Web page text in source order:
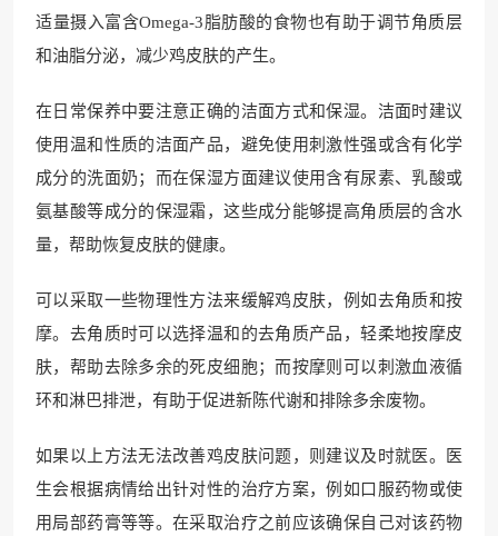
适量摄入富含Omega-3脂肪酸的食物也有助于调节角质层
和油脂分泌，减少鸡皮肤的产生。
在日常保养中要注意正确的洁面方式和保湿。洁面时建议
使用温和性质的洁面产品，避免使用刺激性强或含有化学
成分的洗面奶；而在保湿方面建议使用含有尿素、乳酸或
氨基酸等成分的保湿霜，这些成分能够提高角质层的含水
量，帮助恢复皮肤的健康。
可以采取一些物理性方法来缓解鸡皮肤，例如去角质和按
摩。去角质时可以选择温和的去角质产品，轻柔地按摩皮
肤，帮助去除多余的死皮细胞；而按摩则可以刺激血液循
环和淋巴排泄，有助于促进新陈代谢和排除多余废物。
如果以上方法无法改善鸡皮肤问题，则建议及时就医。医
生会根据病情给出针对性的治疗方案，例如口服药物或使
用局部药膏等等。在采取治疗之前应该确保自己对该药物